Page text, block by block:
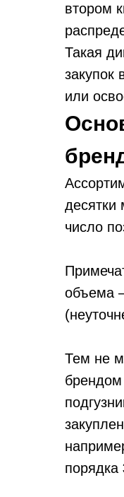
втором
Такая
закупок
или
десятки
число
объема
Тем не
брендом
порядка